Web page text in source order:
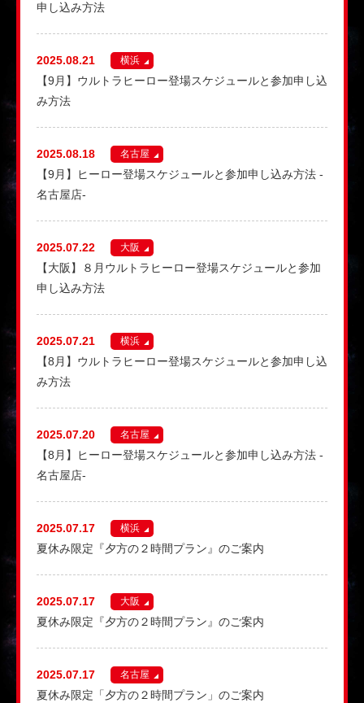
申し込み方法
2025.08.21
【9月】ウルトラヒーロー登場スケジュールと参加申し込
み方法
横浜
2025.08.18
【9月】ヒーロー登場スケジュールと参加申し込み方法 -
名古屋店-
名古屋
2025.07.22
【大阪】８月ウルトラヒーロー登場スケジュールと参加
申し込み方法
大阪
2025.07.21
【8月】ウルトラヒーロー登場スケジュールと参加申し込
み方法
横浜
2025.07.20
【8月】ヒーロー登場スケジュールと参加申し込み方法 -
名古屋店-
名古屋
2025.07.17
夏休み限定『夕方の２時間プラン』のご案内
横浜
2025.07.17
夏休み限定『夕方の２時間プラン』のご案内
大阪
2025.07.17
夏休み限定「夕方の２時間プラン」のご案内
名古屋